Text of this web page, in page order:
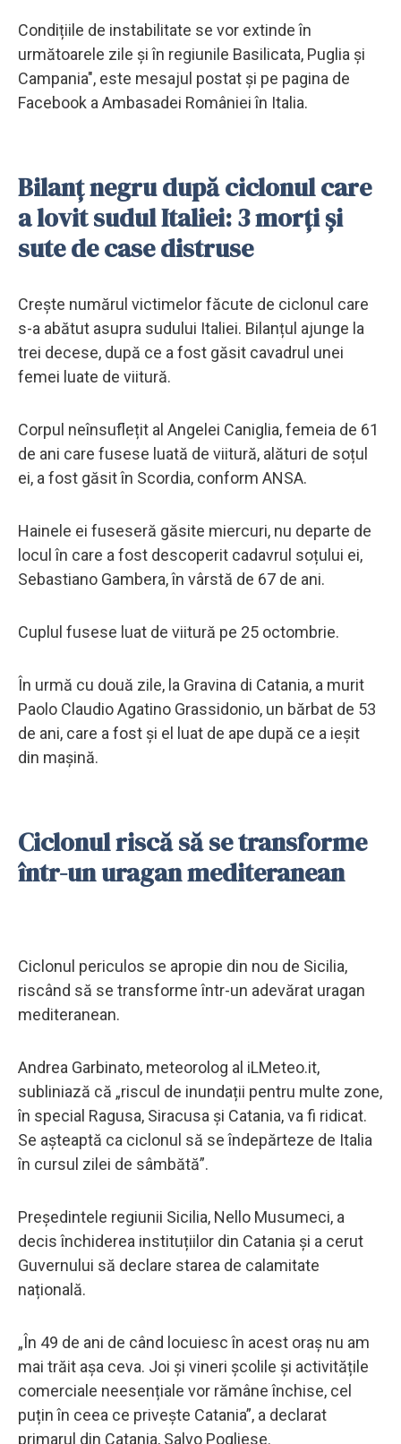
Condițiile de instabilitate se vor extinde în
următoarele zile și în regiunile Basilicata, Puglia și
Campania", este mesajul postat și pe pagina de
Facebook a Ambasadei României în Italia.
Bilanț negru după ciclonul care
a lovit sudul Italiei: 3 morți și
sute de case distruse
Crește numărul victimelor făcute de ciclonul care
s-a abătut asupra sudului Italiei. Bilanțul ajunge la
trei decese, după ce a fost găsit cavadrul unei
femei luate de viitură.
Corpul neînsuflețit al Angelei Caniglia, femeia de 61
de ani care fusese luată de viitură, alături de soțul
ei, a fost găsit în Scordia, conform ANSA.
Hainele ei fuseseră găsite miercuri, nu departe de
locul în care a fost descoperit cadavrul soțului ei,
Sebastiano Gambera, în vârstă de 67 de ani.
Cuplul fusese luat de viitură pe 25 octombrie.
În urmă cu două zile, la Gravina di Catania, a murit
Paolo Claudio Agatino Grassidonio, un bărbat de 53
de ani, care a fost și el luat de ape după ce a ieșit
din mașină.
Ciclonul riscă să se transforme
într-un uragan mediteranean
Ciclonul periculos se apropie din nou de Sicilia,
riscând să se transforme într-un adevărat uragan
mediteranean.
Andrea Garbinato, meteorolog al iLMeteo.it,
subliniază că „riscul de inundații pentru multe zone,
în special Ragusa, Siracusa și Catania, va fi ridicat.
Se așteaptă ca ciclonul să se îndepărteze de Italia
în cursul zilei de sâmbătă”.
Președintele regiunii Sicilia, Nello Musumeci, a
decis închiderea instituțiilor din Catania și a cerut
Guvernului să declare starea de calamitate
națională.
„În 49 de ani de când locuiesc în acest oraș nu am
mai trăit așa ceva. Joi și vineri școlile și activitățile
comerciale neesențiale vor rămâne închise, cel
puțin în ceea ce privește Catania”, a declarat
primarul din Catania, Salvo Pogliese.